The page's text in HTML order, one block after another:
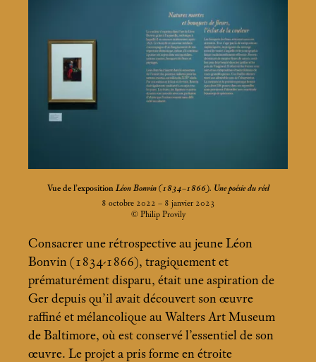
Vue de l’exposition Léon Bonvin (1834–1866). Une poésie du réel
8 octobre 2022 – 8 janvier 2023
© Philip Provily
Consacrer une rétrospective au jeune Léon
Bonvin (1834-1866), tragiquement et
prématurément disparu, était une aspiration de
Ger depuis qu’il avait découvert son œuvre
raffiné et mélancolique au Walters Art Museum
de Baltimore, où est conservé l’essentiel de son
œuvre. Le projet a pris forme en étroite